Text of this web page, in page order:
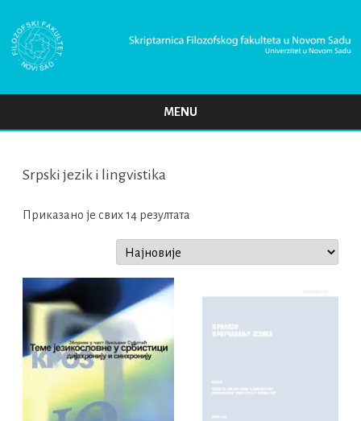
MENU
Srpski jezik i lingvistikа
Приказано је свих 14 резултата
по